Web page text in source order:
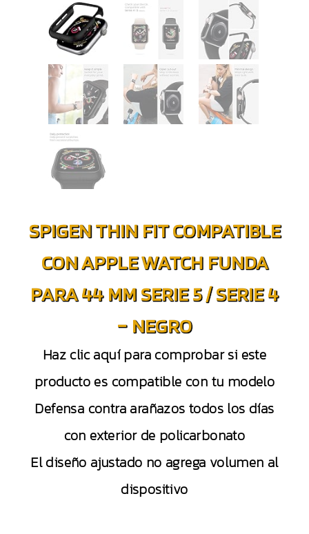
SPIGEN THIN FIT COMPATIBLE
CON APPLE WATCH FUNDA
PARA 44 MM SERIE 5 / SERIE 4
– NEGRO
Haz clic aquí para comprobar si este
producto es compatible con tu modelo
Defensa contra arañazos todos los días
con exterior de policarbonato
El diseño ajustado no agrega volumen al
dispositivo